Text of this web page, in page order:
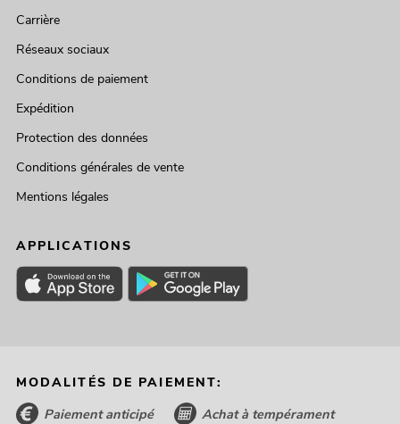
Carrière
Réseaux sociaux
Conditions de paiement
Expédition
Protection des données
Conditions générales de vente
Mentions légales
APPLICATIONS
MODALITÉS DE PAIEMENT:
Paiement anticipé Achat à tempérament